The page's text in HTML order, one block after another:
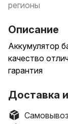
регионы
Описание
Аккумулятор
качество
гарантия
Доставка
Самовывоз